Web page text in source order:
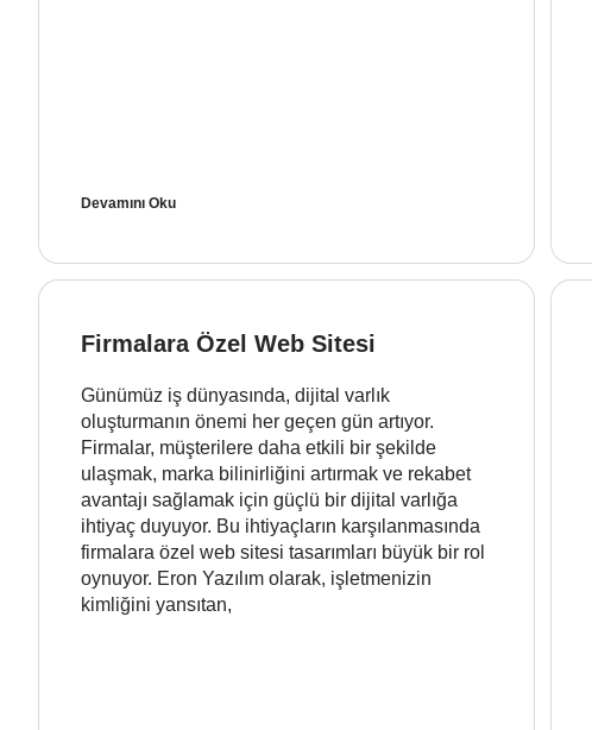
Devamını Oku
Firmalara Özel Web Sitesi
Günümüz iş dünyasında, dijital varlık
oluşturmanın önemi her geçen gün artıyor.
Firmalar, müşterilere daha etkili bir şekilde
ulaşmak, marka bilinirliğini artırmak ve rekabet
avantajı sağlamak için güçlü bir dijital varlığa
ihtiyaç duyuyor. Bu ihtiyaçların karşılanmasında
firmalara özel web sitesi tasarımları büyük bir rol
oynuyor. Eron Yazılım olarak, işletmenizin
kimliğini yansıtan,